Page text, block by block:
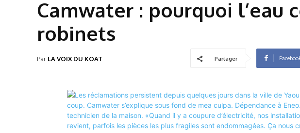
Camwater : pourquoi l’eau
robinets
Par LA VOIX DU KOAT Partager